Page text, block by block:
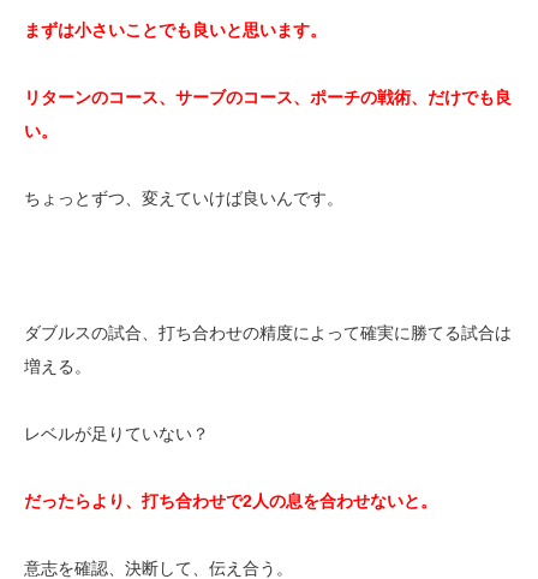
まずは小さいことでも良いと思います。
リターンのコース、サーブのコース、ポーチの戦術、だけでも良
い。
ちょっとずつ、変えていけば良いんです。
ダブルスの試合、打ち合わせの精度によって確実に勝てる試合は
増える。
レベルが足りていない？
だったらより、打ち合わせで2人の息を合わせないと。
意志を確認、決断して、伝え合う。